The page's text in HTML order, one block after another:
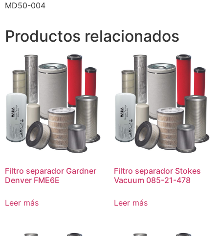
MD50-004
Productos relacionados
Filtro separador Gardner
Denver FME6E
Leer más
Filtro separador Stokes
Vacuum 085-21-478
Leer más